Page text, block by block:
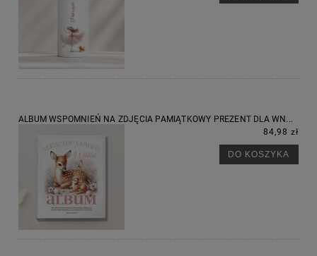
ALBUM WSPOMNIEŃ NA ZDJĘCIA PAMIĄTKOWY PREZENT DLA WN...
84,98 zł
DO KOSZYKA